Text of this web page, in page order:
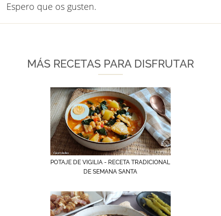
Espero que os gusten.
MÁS RECETAS PARA DISFRUTAR
POTAJE DE VIGILIA - RECETA TRADICIONAL
DE SEMANA SANTA